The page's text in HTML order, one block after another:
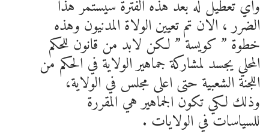
واي تعطيل له بعد هذه الفترة سيستمر هذا
الضرر ، الان تم تعيين الولاة المدنيون وهذه
خطوة ” كويسة ” لكن لابد من قانون للحكم
المحلي يجسد لمشاركة جماهير الولاية في الحكم من
اللجنة الشعبية حتى اعلى مجلس في الولاية،
وذلك لكي تكون الجماهير هي المقررة
للسياسات في الولايات .